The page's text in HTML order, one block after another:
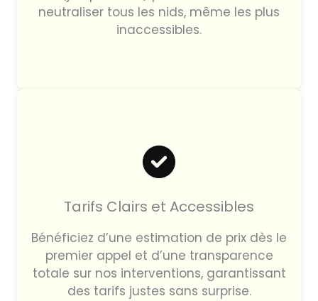
neutraliser tous les nids, même les plus
inaccessibles.
Tarifs Clairs et Accessibles
Bénéficiez d’une estimation de prix dès le
premier appel et d’une transparence
totale sur nos interventions, garantissant
des tarifs justes sans surprise.